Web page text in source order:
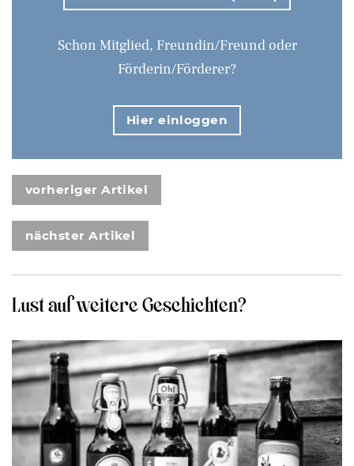
Schon Mitglied, Freundin/Freund oder
Förderin/Förderer?
Hier einloggen
vorheriger Artikel
nächster Artikel
Lust auf weitere Geschichten?